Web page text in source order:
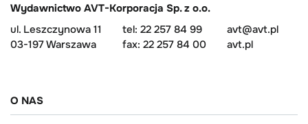
Wydawnictwo AVT-Korporacja Sp. z o.o.
ul. Leszczynowa 11
03-197 Warszawa
tel: 22 257 84 99
fax: 22 257 84 00
avt@avt.pl
avt.pl
O NAS